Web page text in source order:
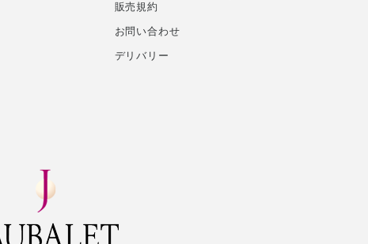
販売規約
お問い合わせ
デリバリー